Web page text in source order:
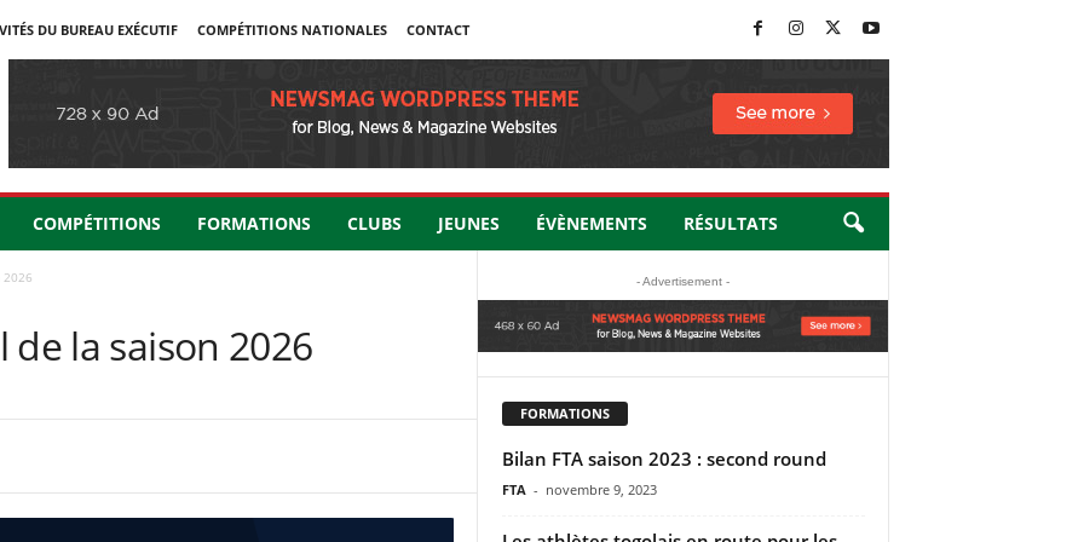
DU BUREAU EXÉCUTIF COMPÉTITIONS NATIONALES
CONTACT
COMPÉTITIONS FORMATIONS CLUBS JEUNES ÉVÈNEMENTS RÉSULTATS
la saison 2026
- Advertisement -
FORMATIONS
Bilan FTA saison 2023 : second round
FTA - novembre 9, 2023